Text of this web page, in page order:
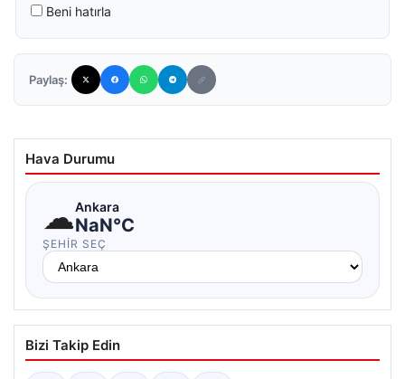
Beni hatırla
Paylaş:
Hava Durumu
☁Ankara
NaN°C
ŞEHIR SEÇ
Bizi Takip Edin